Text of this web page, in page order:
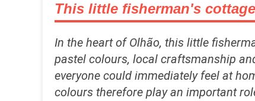
This little fisherman's
In the heart of Olhão, this little
pastel colours, local craftsmanship
everyone could immediately feel at
colours therefore play an important